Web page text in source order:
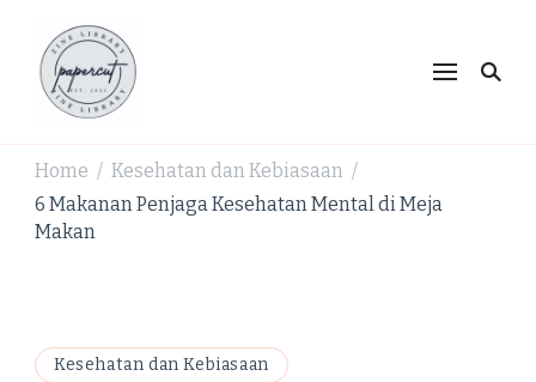
PaperCut Zine Library |
Produktivitas & Inspirasi
Kreatif
Ikuti cerita gaya hidup, kebiasaan positif, serta
Home / Kesehatan dan Kebiasaan /
6 Makanan Penjaga Kesehatan Mental di Meja
Makan
Kesehatan dan Kebiasaan